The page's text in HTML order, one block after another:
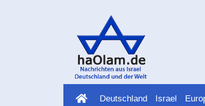
Deutschland Israel